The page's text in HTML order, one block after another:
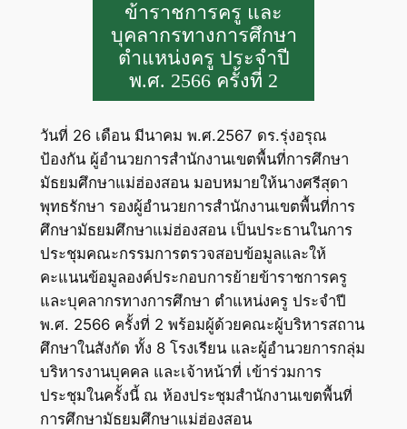
ข้าราชการครู และ
บุคลากรทางการศึกษา
ตำแหน่งครู ประจำปี
พ.ศ. 2566 ครั้งที่ 2
วันที่ 26 เดือน มีนาคม พ.ศ.2567 ดร.รุ่งอรุณ
ป้องกัน ผู้อำนวยการสำนักงานเขตพื้นที่การศึกษา
มัธยมศึกษาแม่ฮ่องสอน มอบหมายให้นางศรีสุดา
พุทธรักษา รองผู้อำนวยการสำนักงานเขตพื้นที่การ
ศึกษามัธยมศึกษาแม่ฮ่องสอน เป็นประธานในการ
ประชุมคณะกรรมการตรวจสอบข้อมูลและให้
คะแนนข้อมูลองค์ประกอบการย้ายข้าราชการครู
และบุคลากรทางการศึกษา ตำแหน่งครู ประจำปี
พ.ศ. 2566 ครั้งที่ 2 พร้อมผู้ด้วยคณะผู้บริหารสถาน
ศึกษาในสังกัด ทั้ง 8 โรงเรียน และผู้อำนวยการกลุ่ม
บริหารงานบุคคล และเจ้าหน้าที่ เข้าร่วมการ
ประชุมในครั้งนี้ ณ ห้องประชุมสำนักงานเขตพื้นที่
การศึกษามัธยมศึกษาแม่ฮ่องสอน